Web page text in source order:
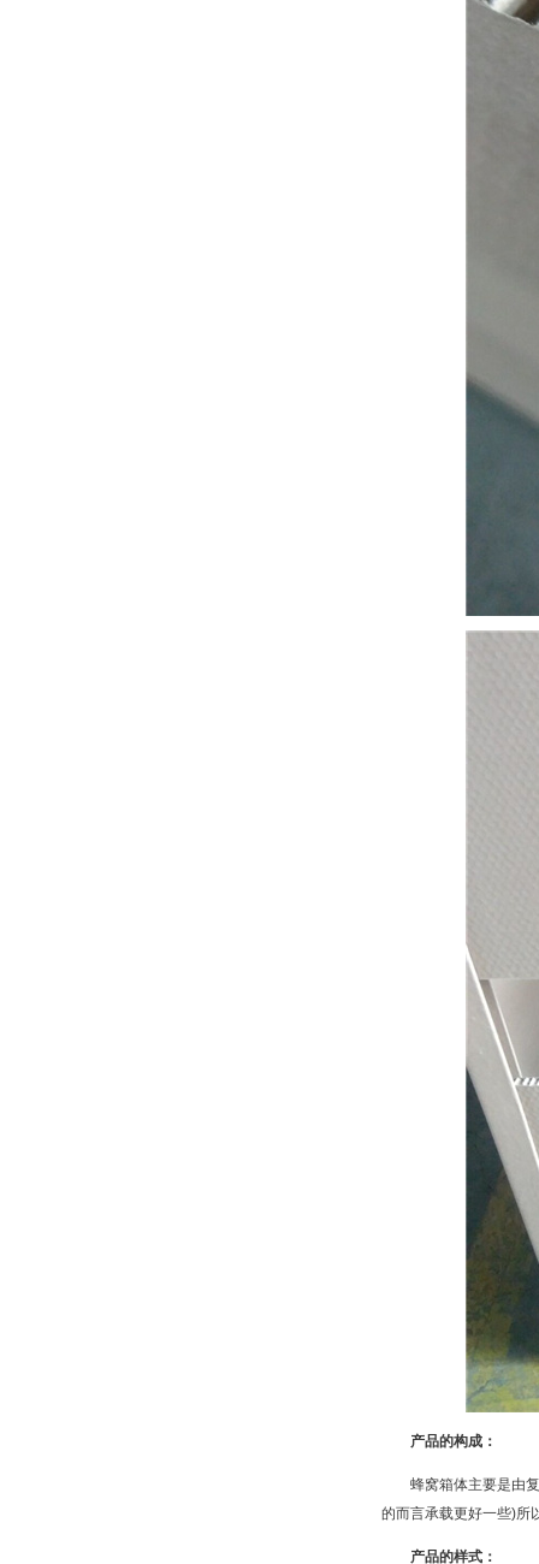
产品的构成：
蜂窝箱体主要是由复
的而言承载更好一些)所
产品的样式：